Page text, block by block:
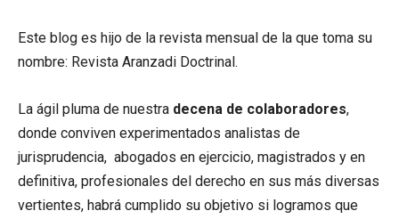
Este blog es hijo de la revista mensual de la que toma su
nombre: Revista Aranzadi Doctrinal.
La ágil pluma de nuestra decena de colaboradores,
donde conviven experimentados analistas de
jurisprudencia, abogados en ejercicio, magistrados y en
definitiva, profesionales del derecho en sus más diversas
vertientes, habrá cumplido su objetivo si logramos que